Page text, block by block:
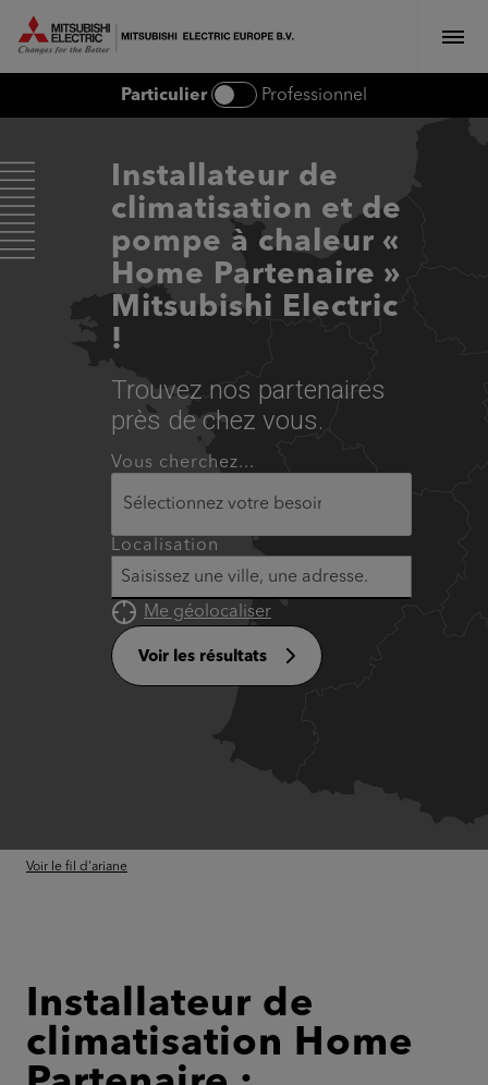
MITSUBISHI ELECTRIC EUROPE
Particulier Professionnel
Installateur de
climatisation et de
pompe à chaleur «
Home Partenaire »
Mitsubishi Electric
!
Trouvez nos partenaires
près de chez vous.
Vous cherchez...
Localisation
Me géolocaliser
Voir les résultats
Voir le fil d'ariane
Installateur de
climatisation Home